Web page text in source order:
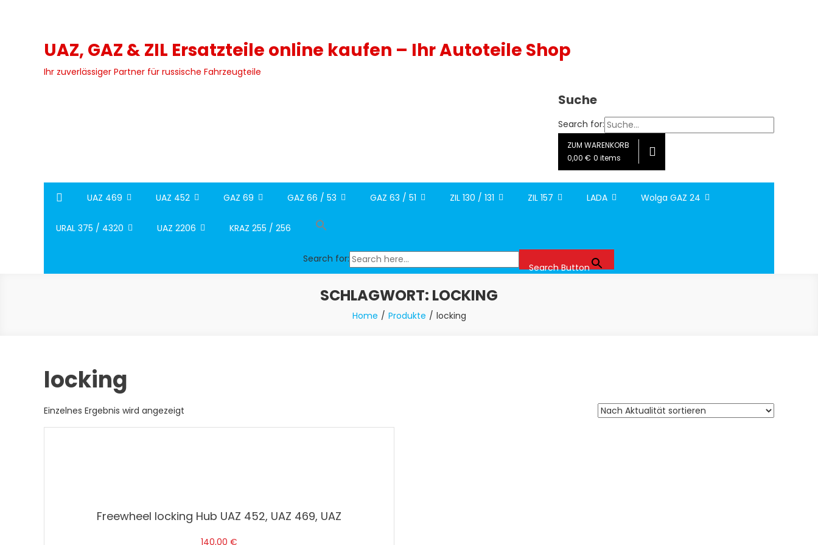
UAZ, GAZ & ZIL Ersatzteile online kaufen – Ihr Autoteile Shop
Ihr zuverlässiger Partner für russische Fahrzeugteile
Suche
Search for:
ZUM WARENKORB
0,00 € 0 items
UAZ 469 UAZ 452 GAZ 69 GAZ 66 / 53 GAZ 63 / 51 ZIL 130 / 131 ZIL 157 LADA Wolga GAZ 24
URAL 375 / 4320 UAZ 2206 KRAZ 255 / 256
Search for:
Search Button
SCHLAGWORT: LOCKING
Home Produkte locking
locking
Einzelnes Ergebnis wird angezeigt
Freewheel locking Hub UAZ 452, UAZ 469, UAZ
140,00 €